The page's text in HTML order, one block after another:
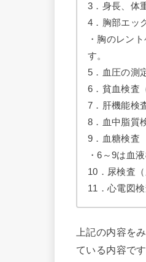
3．身長、体
4．胸部エッ
・胸のレン
す。
5．血圧の測
6．貧血検査
7．肝機能検
8．血中脂質
9．血糖検査
・6～9は血
10．尿検査
11．心電図
上記の内容を
ている内容です